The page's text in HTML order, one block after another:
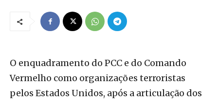
O enquadramento do PCC e do Comando
Vermelho como organizações terroristas
pelos Estados Unidos, após a articulação dos